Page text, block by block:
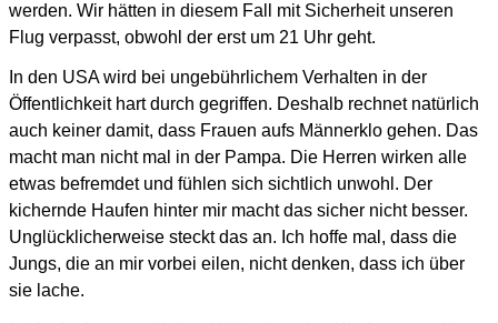
werden. Wir hätten in diesem Fall mit Sicherheit unseren
Flug verpasst, obwohl der erst um 21 Uhr geht.
In den USA wird bei ungebührlichem Verhalten in der
Öffentlichkeit hart durch gegriffen. Deshalb rechnet natürlich
auch keiner damit, dass Frauen aufs Männerklo gehen. Das
macht man nicht mal in der Pampa. Die Herren wirken alle
etwas befremdet und fühlen sich sichtlich unwohl. Der
kichernde Haufen hinter mir macht das sicher nicht besser.
Unglücklicherweise steckt das an. Ich hoffe mal, dass die
Jungs, die an mir vorbei eilen, nicht denken, dass ich über
sie lache.